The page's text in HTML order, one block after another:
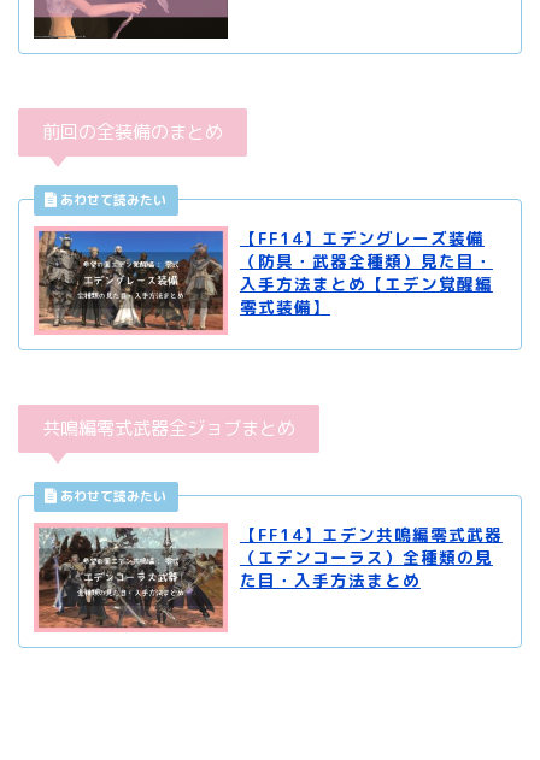
前回の全装備のまとめ
【FF14】エデングレーズ装備
（防具・武器全種類）見た目・
入手方法まとめ【エデン覚醒編
零式装備】
共鳴編零式武器全ジョブまとめ
【FF14】エデン共鳴編零式武器
（エデンコーラス）全種類の見
た目・入手方法まとめ